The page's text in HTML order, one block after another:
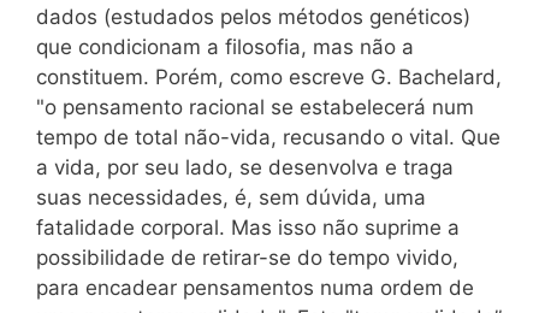
dados (estudados pelos métodos genéticos)
que condicionam a filosofia, mas não a
constituem. Porém, como escreve G. Bachelard,
"o pensamento racional se estabelecerá num
tempo de total não-vida, recusando o vital. Que
a vida, por seu lado, se desenvolva e traga
suas necessidades, é, sem dúvida, uma
fatalidade corporal. Mas isso não suprime a
possibilidade de retirar-se do tempo vivido,
para encadear pensamentos numa ordem de